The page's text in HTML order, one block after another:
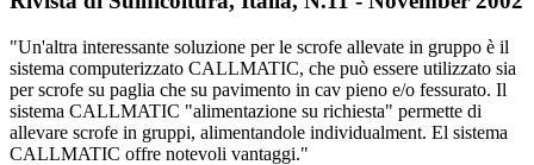
"Un'altra interessante soluzione per le scrofe allevate in gruppo è il
sistema computerizzato CALLMATIC, che può essere utilizzato sia
per scrofe su paglia che su pavimento in cav pieno e/o fessurato. Il
sistema CALLMATIC "alimentazione su richiesta" permette di
allevare scrofe in gruppi, alimentandole individualment. El sistema
CALLMATIC offre notevoli vantaggi."